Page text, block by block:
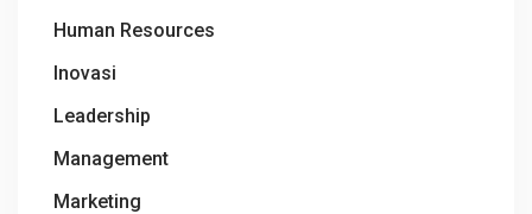
Human Resources
Inovasi
Leadership
Management
Marketing